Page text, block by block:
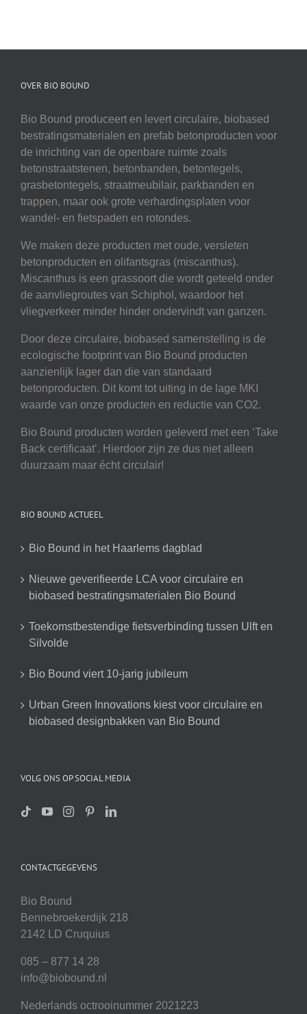
OVER BIO BOUND
Bio Bound produceert en levert circulaire, biobased
bestratingsmaterialen en prefab betonproducten voor
de inrichting van de openbare ruimte zoals
betonstraatstenen, betonbanden, betontegels,
grasbetontegels, straatmeubilair, parkbanden en
trappen, maar ook grote verhardingsplaten voor
wandel- en fietspaden en rotondes.
We maken deze producten met oude, versleten
betonproducten en olifantsgras (miscanthus).
Miscanthus is een grassoort die wordt geteeld onder
de aanvliegroutes van Schiphol, waardoor het
vliegverkeer minder hinder ondervindt van ganzen.
Door deze circulaire, biobased samenstelling is de
ecologische footprint van Bio Bound producten
aanzienlijk lager dan die van standaard
betonproducten. Dit komt tot uiting in de lage MKI
waarde van onze producten en reductie van CO2.
Bio Bound producten worden geleverd met een ‘Take
Back certificaat’. Hierdoor zijn ze dus niet alleen
duurzaam maar écht circulair!
BIO BOUND ACTUEEL
Bio Bound in het Haarlems dagblad
Nieuwe geverifieerde LCA voor circulaire en
biobased bestratingsmaterialen Bio Bound
Toekomstbestendige fietsverbinding tussen Ulft en
Silvolde
Bio Bound viert 10-jarig jubileum
Urban Green Innovations kiest voor circulaire en
biobased designbakken van Bio Bound
VOLG ONS OP SOCIAL MEDIA
CONTACTGEGEVENS
Bio Bound
Bennebroekerdijk 218
2142 LD Cruquius
085 – 877 14 28
info@biobound.nl
Nederlands octrooinummer 2021223